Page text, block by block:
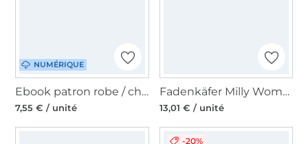
NUMÉRIQUE
Ebook patron robe / chemise femme Sina Schnitte4Friends, en allemand
7,55 € / unité
Fadenkäfer Milly Women paper pattern, en allemand
13,01 € / unité
-20%